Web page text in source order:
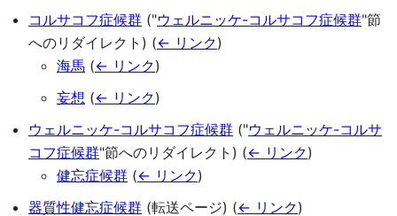
コルサコフ症候群 ("ウェルニッケ-コルサコフ症候群"節
へのリダイレクト) (← リンク)
海馬 (← リンク)
妄想 (← リンク)
ウェルニッケ-コルサコフ症候群 ("ウェルニッケ-コルサ
コフ症候群"節へのリダイレクト) (← リンク)
健忘症候群 (← リンク)
器質性健忘症候群 (転送ページ) (← リンク)